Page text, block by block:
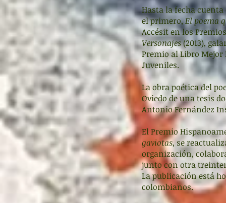
Hasta la fecha
el primero,El poema
Accésit en los
Versonajes(2013),
Premio al Libro Mejor
Juveniles.
La obra poética del
Oviedo de una tesis
Antonio Fernández
El Premio
gaviotas, se
organización,
junto con otra
La publicación está
colombianos.